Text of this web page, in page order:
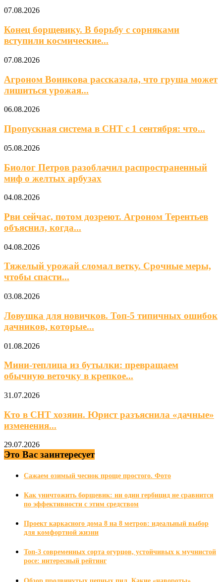
07.08.2026
Конец борщевику. В борьбу с сорняками
вступили космические...
07.08.2026
Агроном Воинкова рассказала, что груша может
лишиться урожая...
06.08.2026
Пропускная система в СНТ с 1 сентября: что...
05.08.2026
Биолог Петров разоблачил распространенный
миф о желтых арбузах
04.08.2026
Рви сейчас, потом дозреют. Агроном Терентьев
объяснил, когда...
04.08.2026
Тяжелый урожай сломал ветку. Срочные меры,
чтобы спасти...
03.08.2026
Ловушка для новичков. Топ-5 типичных ошибок
дачников, которые...
01.08.2026
Мини‑теплица из бутылки: превращаем
обычную веточку в крепкое...
31.07.2026
Кто в СНТ хозяин. Юрист разъяснила «дачные»
изменения...
29.07.2026
Это Вас заинтересует
Сажаем озимый чеснок проще простого. Фото
Как уничтожить борщевик: ни один гербицид не сравнится
по эффективности с этим средством
Проект каркасного дома 8 на 8 метров: идеальный выбор
для комфортной жизни
Топ-3 современных сорта огурцов, устойчивых к мучнистой
росе: интересный рейтинг